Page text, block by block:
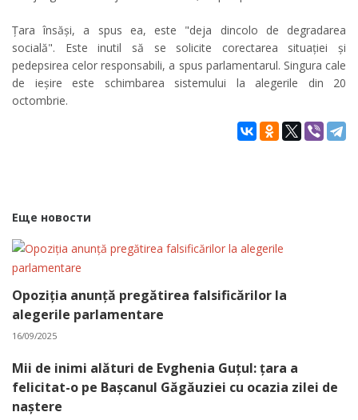
Țara însăși, a spus ea, este "deja dincolo de degradarea
socială". Este inutil să se solicite corectarea situației și
pedepsirea celor responsabili, a spus parlamentarul. Singura cale
de ieșire este schimbarea sistemului la alegerile din 20
octombrie.
Еще новости
Opoziția anunță pregătirea falsificărilor la
alegerile parlamentare
16/09/2025
Mii de inimi alături de Evghenia Guțul: țara a
felicitat-o pe Bașcanul Găgăuziei cu ocazia zilei de
naștere